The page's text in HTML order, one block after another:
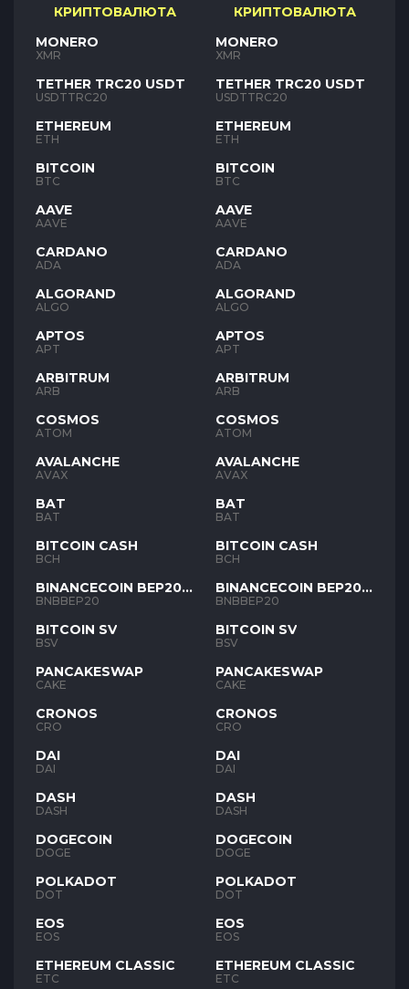
КРИПТОВАЛЮТА
MONERO
XMR
TETHER TRC20 USDT
USDTTRC20
ETHEREUM
ETH
BITCOIN
BTC
AAVE
AAVE
CARDANO
ADA
ALGORAND
ALGO
APTOS
APT
ARBITRUM
ARB
COSMOS
ATOM
AVALANCHE
AVAX
BAT
BAT
BITCOIN CASH
BCH
BINANCECOIN BEP20
BNB
BNBBEP20
BITCOIN SV
BSV
PANCAKESWAP
CAKE
CRONOS
CRO
DAI
DAI
DASH
DASH
DOGECOIN
DOGE
POLKADOT
DOT
EOS
EOS
ETHEREUM CLASSIC
ETC
КРИПТОВАЛЮТА
MONERO
XMR
TETHER TRC20 USDT
USDTTRC20
ETHEREUM
ETH
BITCOIN
BTC
AAVE
AAVE
CARDANO
ADA
ALGORAND
ALGO
APTOS
APT
ARBITRUM
ARB
COSMOS
ATOM
AVALANCHE
AVAX
BAT
BAT
BITCOIN CASH
BCH
BINANCECOIN BEP20
BNB
BNBBEP20
BITCOIN SV
BSV
PANCAKESWAP
CAKE
CRONOS
CRO
DAI
DAI
DASH
DASH
DOGECOIN
DOGE
POLKADOT
DOT
EOS
EOS
ETHEREUM CLASSIC
ETC